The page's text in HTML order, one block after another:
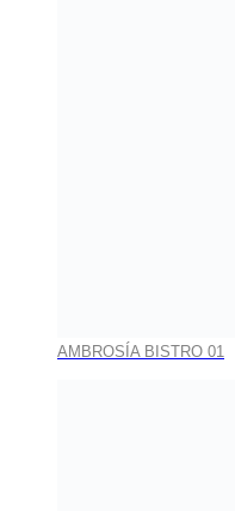
AMBROSÍA BISTRO 01